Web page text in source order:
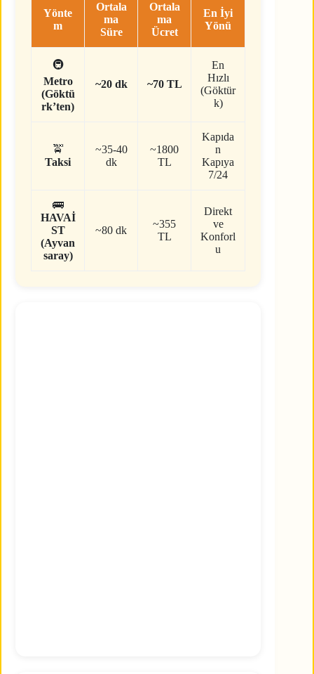
Yönte
m
Ortala
ma
Süre
Ortala
ma
Ücret
En İyi
Yönü
🚇
Metro
(Göktü
rk’ten)
~20 dk ~70 TL
En
Hızlı
(Göktür
k)
🚖
Taksi
~35-40
dk
~1800
TL
Kapıda
n
Kapıya
7/24
🚌
HAVAİ
ST
(Ayvan
saray)
~80 dk
~355
TL
Direkt
ve
Konforl
u